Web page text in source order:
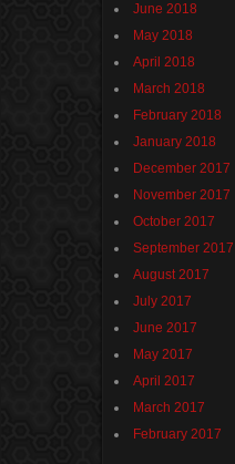
June 2018
May 2018
April 2018
March 2018
February 2018
January 2018
December 2017
November 2017
October 2017
September 2017
August 2017
July 2017
June 2017
May 2017
April 2017
March 2017
February 2017